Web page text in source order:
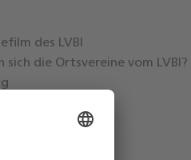
des LVBI
die Ortsvereine vom LVBI?